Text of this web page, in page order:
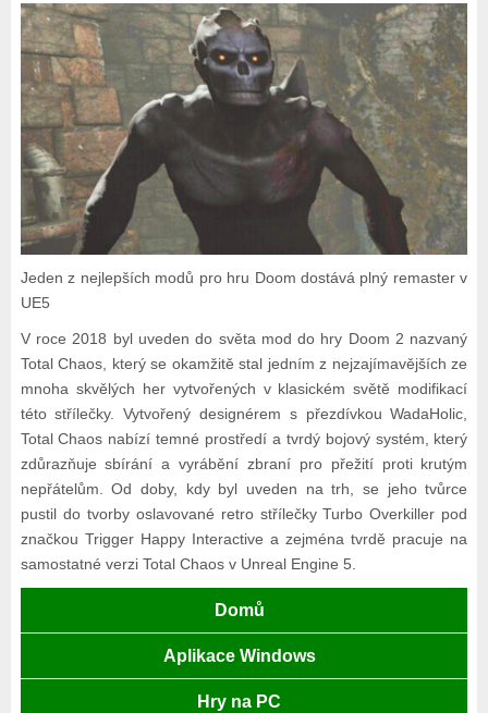
Jeden z nejlepších modů pro hru Doom dostává plný remaster v
UE5
V roce 2018 byl uveden do světa mod do hry Doom 2 nazvaný
Total Chaos, který se okamžitě stal jedním z nejzajímavějších ze
mnoha skvělých her vytvořených v klasickém světě modifikací
této střílečky. Vytvořený designérem s přezdívkou WadaHolic,
Total Chaos nabízí temné prostředí a tvrdý bojový systém, který
zdůrazňuje sbírání a vyrábění zbraní pro přežití proti krutým
nepřátelům. Od doby, kdy byl uveden na trh, se jeho tvůrce
pustil do tvorby oslavované retro střílečky Turbo Overkiller pod
značkou Trigger Happy Interactive a zejména tvrdě pracuje na
samostatné verzi Total Chaos v Unreal Engine 5.
Domů
Aplikace Windows
Hry na PC